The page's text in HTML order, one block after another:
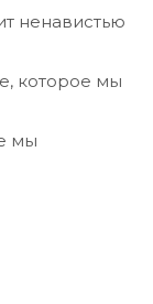
ненавистью
которое мы
мы